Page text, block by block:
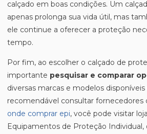
calçado em boas condições. Um
apenas prolonga sua vida útil, mas
ele continue a oferecer a proteção
tempo.
Por fim, ao escolher o calçado de
importante pesquisar e comparar
diversas marcas e modelos
recomendável consultar fornecedores
onde comprar epi, você pode visitar
Equipamentos de Proteção